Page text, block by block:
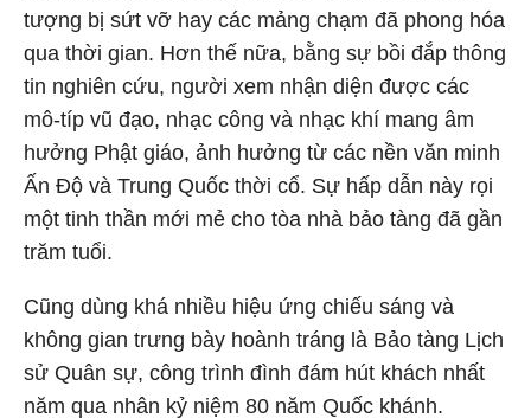
tượng bị sứt vỡ hay các mảng chạm đã phong hóa
qua thời gian. Hơn thế nữa, bằng sự bồi đắp thông
tin nghiên cứu, người xem nhận diện được các
mô-típ vũ đạo, nhạc công và nhạc khí mang âm
hưởng Phật giáo, ảnh hưởng từ các nền văn minh
Ấn Độ và Trung Quốc thời cổ. Sự hấp dẫn này rọi
một tinh thần mới mẻ cho tòa nhà bảo tàng đã gần
trăm tuổi.
Cũng dùng khá nhiều hiệu ứng chiếu sáng và
không gian trưng bày hoành tráng là Bảo tàng Lịch
sử Quân sự, công trình đình đám hút khách nhất
năm qua nhân kỷ niệm 80 năm Quốc khánh.